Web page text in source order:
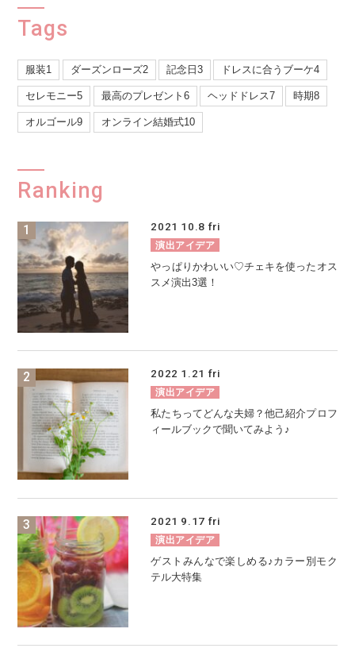
Tags
服装1 ダーズンローズ2 記念日3 ドレスに合うブーケ4
セレモニー5 最高のプレゼント6 ヘッドドレス7 時期8
オルゴール9 オンライン結婚式10
Ranking
2021 10.8 fri
演出アイデア
やっぱりかわいい♡チェキを使ったオス
スメ演出3選！
2022 1.21 fri
演出アイデア
私たちってどんな夫婦？他己紹介プロフ
ィールブックで聞いてみよう♪
2021 9.17 fri
演出アイデア
ゲストみんなで楽しめる♪カラー別モク
テル大特集